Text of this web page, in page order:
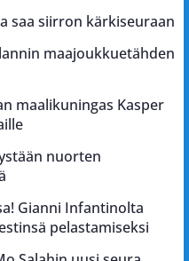
saa siirron kärkiseuraan
maajoukkuetähden
maalikuningas Kasper
nuorten
Gianni Infantinolta
pelastamiseksi